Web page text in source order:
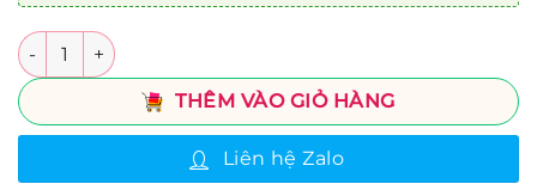
Số lượng
THÊM VÀO GIỎ HÀNG
Liên hệ Zalo